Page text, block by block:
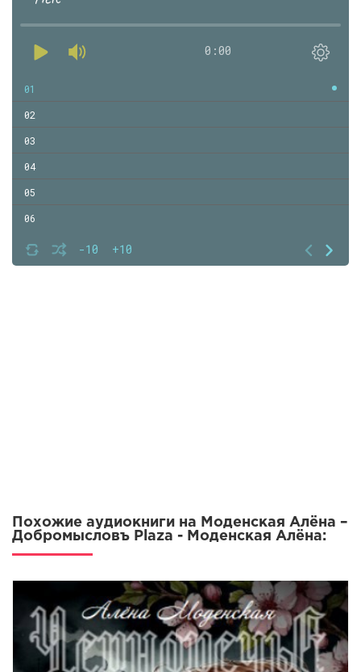
0:00
-10 +10
01
02
03
04
05
06
Похожие аудиокниги на Моденская Алёна –
Добромысловъ Plaza - Моденская Алёна: